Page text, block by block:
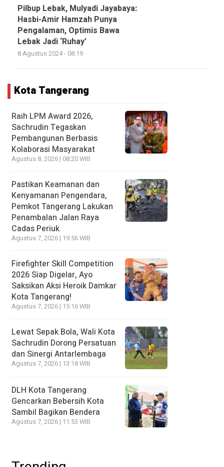
Pilbup Lebak, Mulyadi Jayabaya:
Hasbi-Amir Hamzah Punya
Pengalaman, Optimis Bawa
Lebak Jadi ‘Ruhay’
8 Agustus 2024 - 08:19
Kota Tangerang
Raih LPM Award 2026,
Sachrudin Tegaskan
Pembangunan Berbasis
Kolaborasi Masyarakat
Agustus 8, 2026 | 08:20 WIB
Pastikan Keamanan dan
Kenyamanan Pengendara,
Pemkot Tangerang Lakukan
Penambalan Jalan Raya
Cadas Periuk
Agustus 7, 2026 | 19:56 WIB
Firefighter Skill Competition
2026 Siap Digelar, Ayo
Saksikan Aksi Heroik Damkar
Kota Tangerang!
Agustus 7, 2026 | 15:16 WIB
Lewat Sepak Bola, Wali Kota
Sachrudin Dorong Persatuan
dan Sinergi Antarlembaga
Agustus 7, 2026 | 13:18 WIB
DLH Kota Tangerang
Gencarkan Bebersih Kota
Sambil Bagikan Bendera
Agustus 7, 2026 | 11:53 WIB